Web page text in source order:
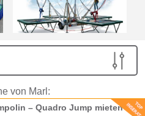
von Marl:
– Quadro Jump mieten